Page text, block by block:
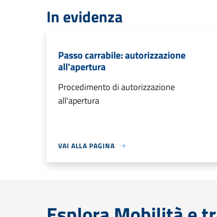
In evidenza
Passo carrabile: autorizzazione
all'apertura
Procedimento di autorizzazione
all'apertura
VAI ALLA PAGINA